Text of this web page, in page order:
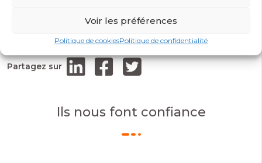
Voir les préférences
Politique de cookiesPolitique de confidentialité
Accessibilité handicap
Partagez sur
Ils nous font confiance